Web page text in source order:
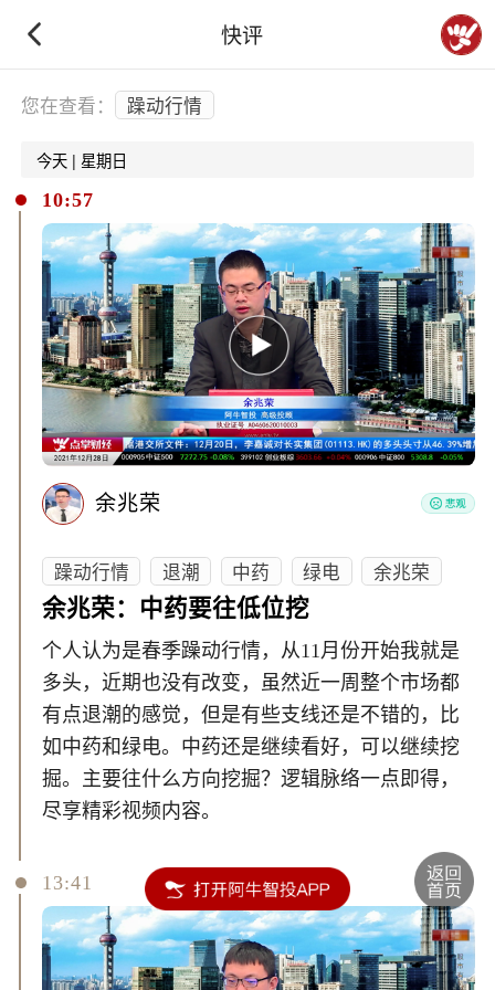
快评
下拉刷新
您在查看： 躁动行情
今天 | 星期日
10:57
余兆荣
躁动行情 退潮 中药 绿电
余兆荣
余兆荣：中药要往低位挖
个人认为是春季躁动行情，从11月份开始我就是
多头，近期也没有改变，虽然近一周整个市场都
有点退潮的感觉，但是有些支线还是不错的，比
如中药和绿电。中药还是继续看好，可以继续挖
掘。主要往什么方向挖掘？逻辑脉络一点即得，
尽享精彩视频内容。
13:41